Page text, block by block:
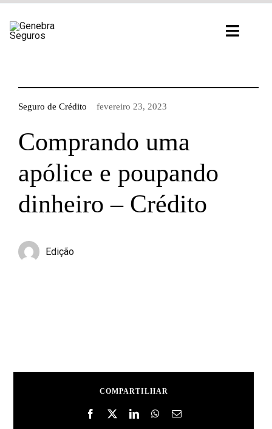
para
Seguro de Crédito fevereiro 23, 2023
Comprando uma
apólice e poupando
dinheiro – Crédito
Edição
COMPARTILHAR